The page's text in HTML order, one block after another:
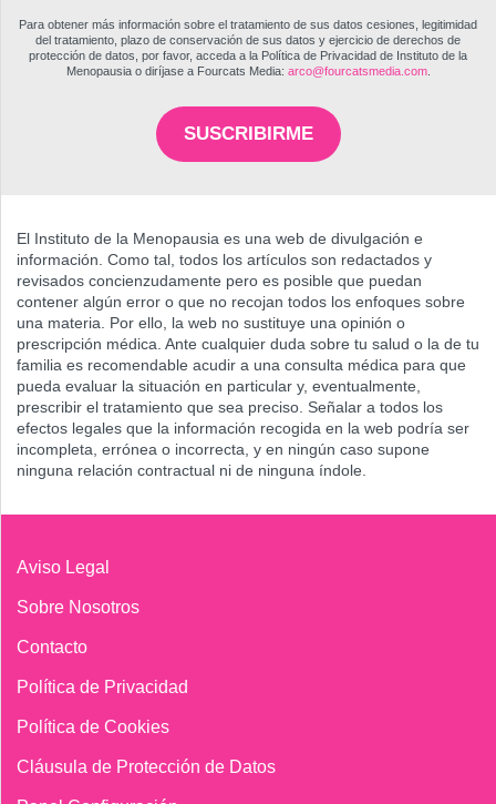
Para obtener más información sobre el tratamiento de sus datos cesiones, legitimidad
del tratamiento, plazo de conservación de sus datos y ejercicio de derechos de
protección de datos, por favor, acceda a la Política de Privacidad de Instituto de la
Menopausia o diríjase a Fourcats Media: arco@fourcatsmedia.com.
SUSCRIBIRME
El Instituto de la Menopausia es una web de divulgación e
información. Como tal, todos los artículos son redactados y
revisados concienzudamente pero es posible que puedan
contener algún error o que no recojan todos los enfoques sobre
una materia. Por ello, la web no sustituye una opinión o
prescripción médica. Ante cualquier duda sobre tu salud o la de tu
familia es recomendable acudir a una consulta médica para que
pueda evaluar la situación en particular y, eventualmente,
prescribir el tratamiento que sea preciso. Señalar a todos los
efectos legales que la información recogida en la web podría ser
incompleta, errónea o incorrecta, y en ningún caso supone
ninguna relación contractual ni de ninguna índole.
Aviso Legal
Sobre Nosotros
Contacto
Política de Privacidad
Política de Cookies
Cláusula de Protección de Datos